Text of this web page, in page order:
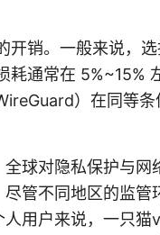
开销。一般来说，
耗通常在 5%~15%
）在同等
球对隐私保护与
管不同地区的监
用户来说，一只